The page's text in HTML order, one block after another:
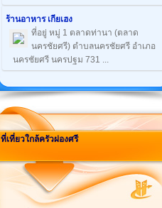
ร้านอาหาร เกียเฮง
ที่อยู่ หมู่ 1 ตลาดท่านา (ตลาด
นครชัยศรี) ตำบลนครชัยศรี อำเภอ
นครชัยศรี นครปฐม 731 ...
ที่เที่ยวใกล้ครัวผ่องศรี